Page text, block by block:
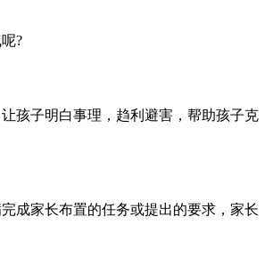
?
孩子明白事理，趋利避害，帮助孩子克
成家长布置的任务或提出的要求，家长